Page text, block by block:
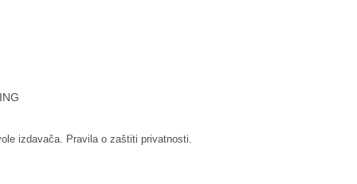
izdavača. Pravila o zaštiti privatnosti.